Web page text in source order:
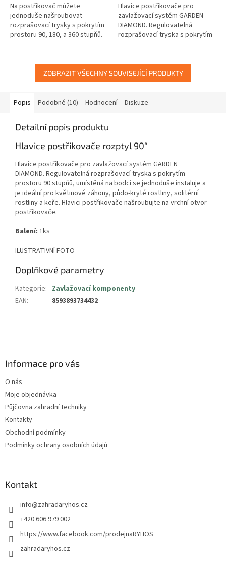
Na postřikovač můžete
jednoduše našroubovat
rozprašovací trysky s pokrytím
prostoru 90, 180, a 360 stupňů.
Hlavice postřikovače pro
zavlažovací systém GARDEN
DIAMOND. Regulovatelná
rozprašovací tryska s pokrytím
ZOBRAZIT VŠECHNY SOUVISEJÍCÍ PRODUKTY
Popis Podobné (10) Hodnocení Diskuze
Detailní popis produktu
Hlavice postřikovače rozptyl 90°
Hlavice postřikovače pro zavlažovací systém GARDEN
DIAMOND. Regulovatelná rozprašovací tryska s pokrytím
prostoru 90 stupňů, umístěná na bodci se jednoduše instaluje a
je ideální pro květinové záhony, půdo-kryté rostliny, solitérní
rostliny a keře. Hlavici postřikovače našroubujte na vrchní otvor
postřikovače.
Balení: 1ks
ILUSTRATIVNÍ FOTO
Doplňkové parametry
Kategorie: Zavlažovací komponenty
EAN: 8593893734432
Informace pro vás
O nás
Moje objednávka
Půjčovna zahradní techniky
Kontakty
Obchodní podmínky
Podmínky ochrany osobních údajů
Kontakt
info@zahradaryhos.cz
+420 606 979 002
https://www.facebook.com/prodejnaRYHOS
zahradaryhos.cz